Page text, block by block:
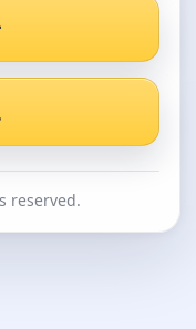
reserved.